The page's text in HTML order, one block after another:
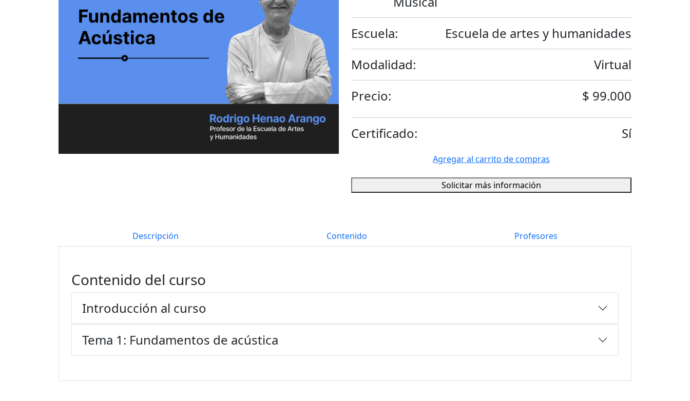
Escuela:
Escuela de artes y humanidades
Modalidad:
Virtual
Precio:
$ 99.000
Certificado: Sí
Agregar al carrito de compras
Solicitar más información
Descripción Contenido Profesores
Contenido del curso
Introducción al curso
Tema 1: Fundamentos de acústica